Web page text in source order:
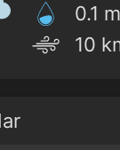
13. Aug.
0.1
10